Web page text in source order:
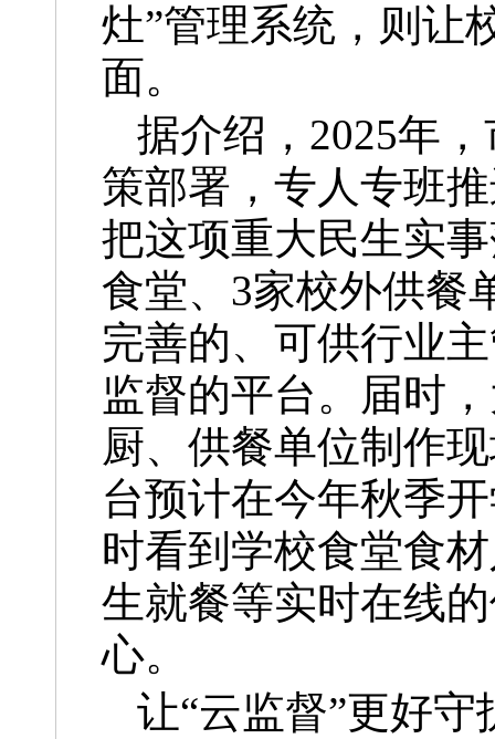
灶”管理系统，则让
面。
据介绍，2025年
策部署，专人专班
把这项重大民生实
食堂、3家校外供餐
完善的、可供行业
监督的平台。届时
厨、供餐单位制作
台预计在今年秋季
时看到学校食堂食
生就餐等实时在线
心。
让“云监督”更好